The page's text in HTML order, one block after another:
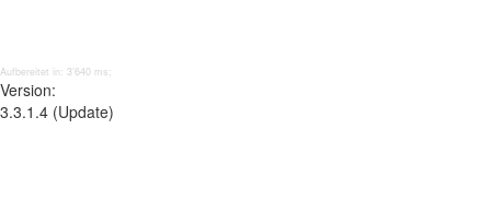
Aufbereitet in: 3’640 ms;
Version:
3.3.1.4 (Update)